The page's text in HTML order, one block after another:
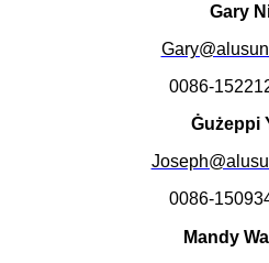
Gary
0086-
Ġużeppi
0086-
Mandy